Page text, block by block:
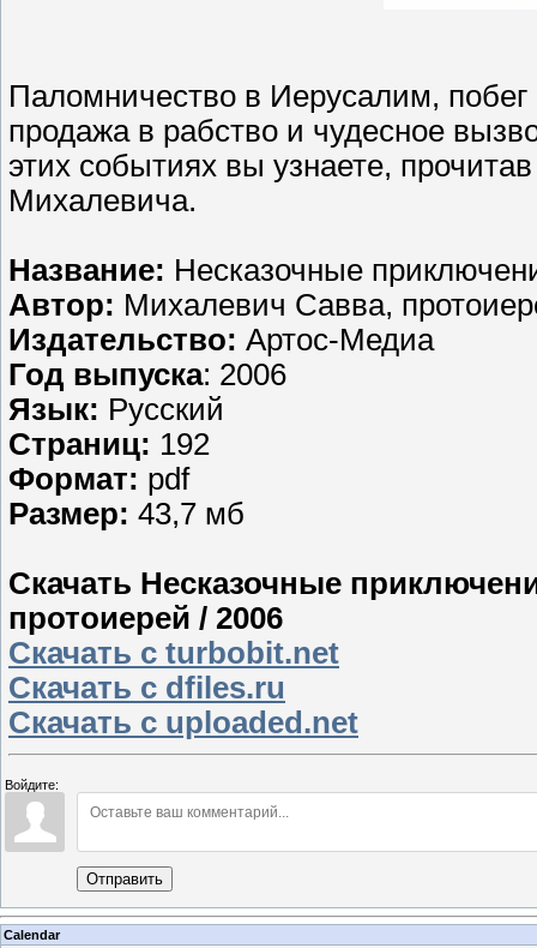
Паломничество в Иерусалим, побег
продажа в рабство и чудесное
этих событиях вы узнаете,
Михалевича.
Название: Несказочные
Автор: Михалевич Савва,
Издательство: Артос-Медиа
Год выпуска: 2006
Язык: Русский
Страниц: 192
Формат: pdf
Размер: 43,7 мб
Скачать Несказочные
протоиерей / 2006
Скачать с turbobit.net
Скачать с dfiles.ru
Скачать с uploaded.net
Войдите:
Отправить
Calendar